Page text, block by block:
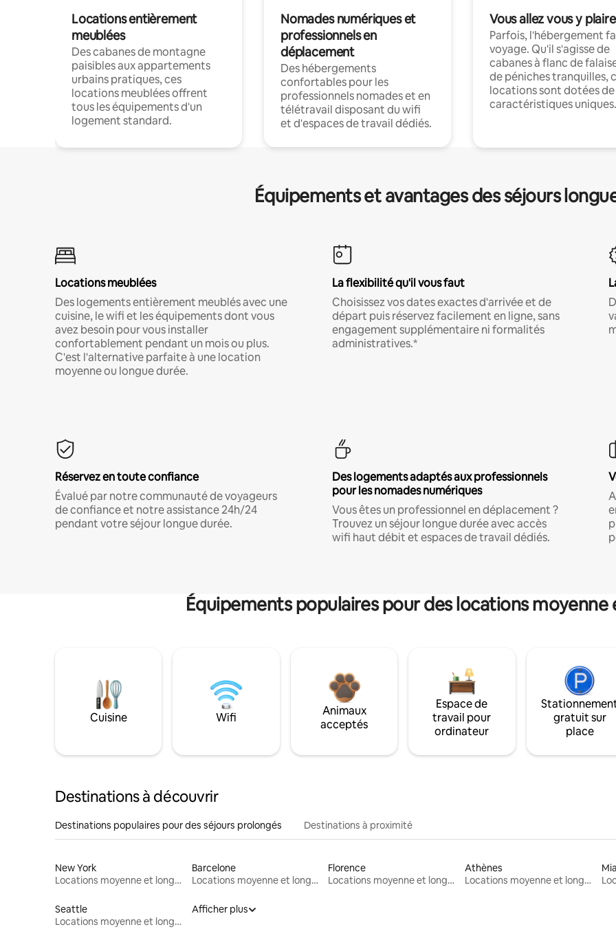
Locations entièrement
meublées
Des cabanes de montagne
paisibles aux appartements
urbains pratiques, ces
locations meublées offrent
tous les équipements d'un
logement standard.
Nomades numériques et
professionnels en
déplacement
Des hébergements
confortables pour les
professionnels nomades et en
télétravail disposant du wifi
et d'espaces de travail dédiés.
Vous allez vous y plaire
Parfois, l'hébergement
voyage. Qu'il s'agisse de
cabanes à flanc de
de péniches tranquilles,
locations sont dotées de
caractéristiques uniques.
Équipements et avantages des séjours
Locations meublées
Des logements entièrement meublés avec une
cuisine, le wifi et les équipements dont vous
avez besoin pour vous installer
confortablement pendant un mois ou plus.
C'est l'alternative parfaite à une location
moyenne ou longue durée.
La flexibilité qu'il vous faut
Choisissez vos dates exactes d'arrivée et de
départ puis réservez facilement en ligne, sans
engagement supplémentaire ni formalités
administratives.*
Réservez en toute confiance
Évalué par notre communauté de voyageurs
de confiance et notre assistance 24h/24
pendant votre séjour longue durée.
Des logements adaptés aux professionnels
pour les nomades numériques
Vous êtes un professionnel en déplacement ?
Trouvez un séjour longue durée avec accès
wifi haut débit et espaces de travail dédiés.
Équipements populaires pour des locations
Cuisine Wifi
Animaux
acceptés
Espace de
travail pour
ordinateur
gratuit sur
place
Destinations à découvrir
Destinations populaires pour des séjours prolongés Destinations à proximité
New York
Locations moyenne et longue durée
Barcelone
Locations moyenne et longue durée
Florence
Locations moyenne et longue durée
Athènes
Locations moyenne et longue durée
Seattle
Locations moyenne et longue durée
Afficher plus